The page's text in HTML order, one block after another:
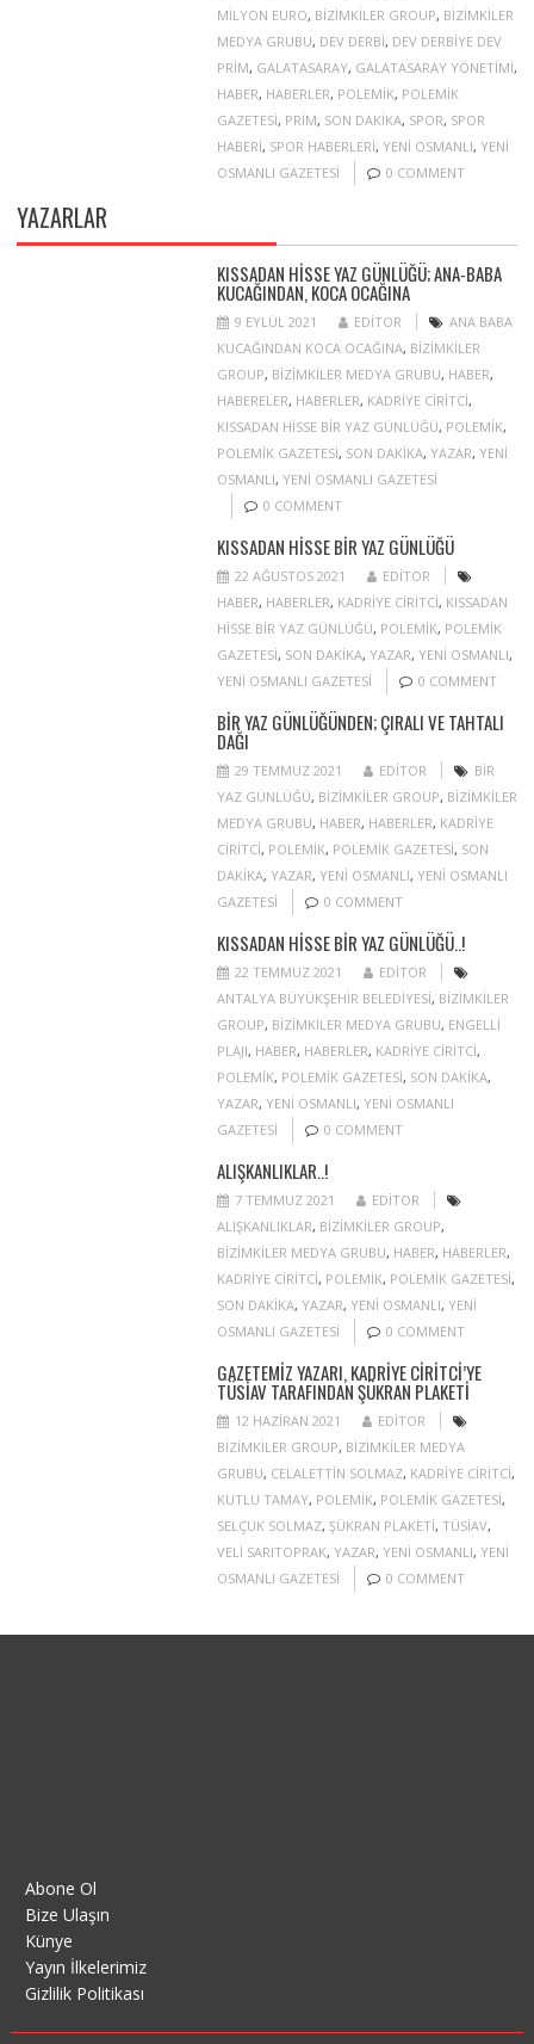
MILYON EURO, BIZIMKILER GROUP, BIZIMKILER
MEDYA GRUBU, DEV DERBI, DEV DERBIYE DEV
PRIM, GALATASARAY, GALATASARAY YÖNETIMI,
HABER, HABERLER, POLEMIK, POLEMIK
GAZETESI, PRIM, SON DAKIKA, SPOR, SPOR
HABERI, SPOR HABERLERI, YENI OSMANLI, YENI
OSMANLI GAZETESI
0 COMMENT
YAZARLAR
KISSADAN HISSE YAZ GÜNLÜĞÜ; ANA-BABA
KUCAĞINDAN, KOCA OCAĞINA
9 EYLÜL 2021 EDITOR
ANA BABA
KUCAĞINDAN KOCA OCAĞINA, BIZIMKILER
GROUP, BIZIMKILER MEDYA GRUBU, HABER,
HABERELER, HABERLER, KADRIYE CIRITCI,
KISSADAN HISSE BIR YAZ GÜNLÜĞÜ, POLEMIK,
POLEMIK GAZETESI, SON DAKIKA, YAZAR, YENI
OSMANLI, YENI OSMANLI GAZETESI
0 COMMENT
KISSADAN HISSE BIR YAZ GÜNLÜĞÜ
22 AĞUSTOS 2021
EDITOR
HABER, HABERLER, KADRIYE CIRITCI, KISSADAN
HISSE BIR YAZ GÜNLÜĞÜ, POLEMIK, POLEMIK
GAZETESI, SON DAKIKA, YAZAR, YENI OSMANLI,
YENI OSMANLI GAZETESI
0 COMMENT
BIR YAZ GÜNLÜĞÜNDEN; ÇIRALI VE TAHTALI
DAĞI
29 TEMMUZ 2021 EDITOR
BIR
YAZ GÜNLÜĞÜ, BIZIMKILER GROUP, BIZIMKILER
MEDYA GRUBU, HABER, HABERLER, KADRIYE
CIRITCI, POLEMIK, POLEMIK GAZETESI, SON
DAKIKA, YAZAR, YENI OSMANLI, YENI OSMANLI
GAZETESI
0 COMMENT
KISSADAN HISSE BIR YAZ GÜNLÜĞÜ..!
22 TEMMUZ 2021
EDITOR
ANTALYA BÜYÜKŞEHIR BELEDIYESI, BIZIMKILER
GROUP, BIZIMKILER MEDYA GRUBU, ENGELLI
PLAJI, HABER, HABERLER, KADRIYE CIRITCI,
POLEMIK, POLEMIK GAZETESI, SON DAKIKA,
YAZAR, YENI OSMANLI, YENI OSMANLI
GAZETESI
0 COMMENT
ALIŞKANLIKLAR..!
7 TEMMUZ 2021
EDITOR
ALIŞKANLIKLAR, BIZIMKILER GROUP,
BIZIMKILER MEDYA GRUBU, HABER, HABERLER,
KADRIYE CIRITCI, POLEMIK, POLEMIK GAZETESI,
SON DAKIKA, YAZAR, YENI OSMANLI, YENI
OSMANLI GAZETESI
0 COMMENT
GAZETEMIZ YAZARI, KADRIYE CIRITCI’YE
TÜSİAV TARAFINDAN ŞÜKRAN PLAKETI
12 HAZIRAN 2021
EDITOR
BIZIMKILER GROUP, BIZIMKILER MEDYA
GRUBU, CELALETTIN SOLMAZ, KADRIYE CIRITCI,
KUTLU TAMAY, POLEMIK, POLEMIK GAZETESI,
SELÇUK SOLMAZ, ŞÜKRAN PLAKETI, TÜSIAV,
VELI SARITOPRAK, YAZAR, YENI OSMANLI, YENI
OSMANLI GAZETESI
0 COMMENT
Abone Ol
Bize Ulaşın
Künye
Yayın İlkelerimiz
Gizlilik Politikası